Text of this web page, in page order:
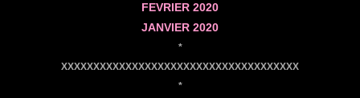
FEVRIER 2020
JANVIER 2020
*
XXXXXXXXXXXXXXXXXXXXXXXXXXXXXXXXXXXXX
*